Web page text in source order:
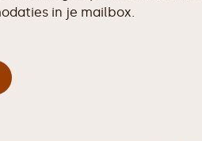
in je mailbox.